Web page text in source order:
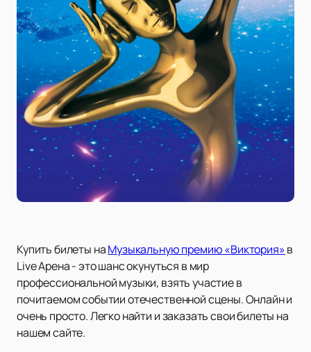
Купить билеты наМузыкальную премию «Виктория»в
Live Арена - это шанс окунуться в мир
профессиональной музыки, взять участие в
почитаемом событии отечественной сцены. Онлайн и
очень просто. Легко найти и заказать свои билеты на
нашем сайте.